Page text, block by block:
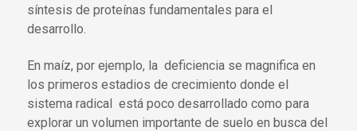
síntesis de proteínas fundamentales para el
desarrollo.
En maíz, por ejemplo, la deficiencia se magnifica en
los primeros estadios de crecimiento donde el
sistema radical está poco desarrollado como para
explorar un volumen importante de suelo en busca del